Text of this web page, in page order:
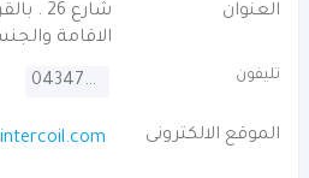
العنوان
شارع
الاقامة
تليفون 043475505
الموقع الالكترونى